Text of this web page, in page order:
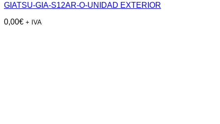
GIATSU-GIA-S12AR-O-UNIDAD EXTERIOR
0,00€ + IVA